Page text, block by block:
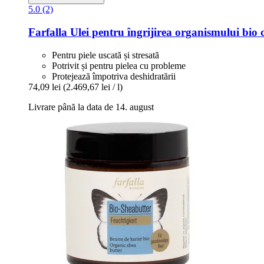
5.0 (2)
Farfalla Ulei pentru îngrijirea organismului bio
Pentru piele uscată și stresată
Potrivit și pentru pielea cu probleme
Protejează împotriva deshidratării
74,09 lei (2.469,67 lei / l)
Livrare până la data de 14. august